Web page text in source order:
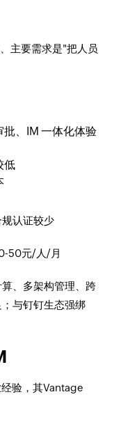
主要需求是"把人员
、IM 一体化体验
低
认证较少
50元/人/月
、多架构管理、跨
与钉钉生态强绑
验，其Vantage